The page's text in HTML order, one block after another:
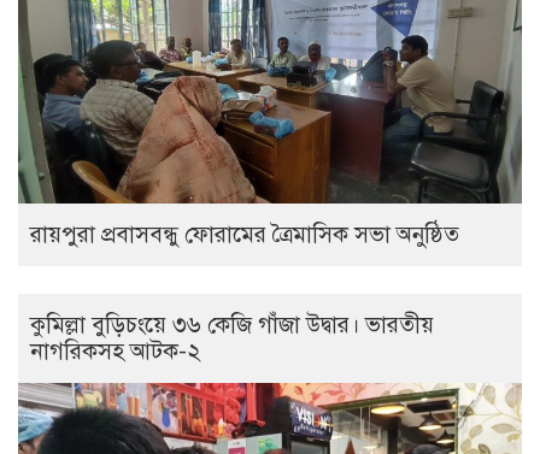
রায়পুরা প্রবাসবন্ধু ফোরামের ত্রৈমাসিক সভা অনুষ্ঠিত
কুমিল্লা বুড়িচংয়ে ৩৬ কেজি গাঁজা উদ্বার। ভারতীয়
নাগরিকসহ আটক-২